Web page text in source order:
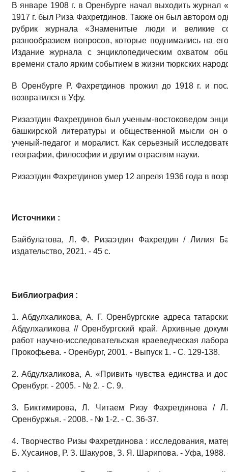
В январе 1908 г. в Оренбурге начал выходить
1917 г. был Риза Фахретдинов. Также он был автором
рубрик журнала «Знаменитые люди и великие
разнообразием вопросов, которые поднимались на
Издание журнала с энциклопедическим охватом
времени стало ярким событием в жизни тюркских
В Оренбурге Р. Фахретдинов прожил до 1918 г. и
возвратился в Уфу.
Ризаэтдин Фахретдинов был ученым-востоковедом
башкирской литературы и общественной мысли он
ученый-педагог и моралист. Как серьезный
географии, философии и другим отраслям науки.
Ризаэтдин Фахретдинов умер 12 апреля 1936 года в
Источники :
Байбулатова, Л. Ф. Ризаэтдин Фахретдин / Лилия
издательство, 2021. - 45 с.
Библиография :
1. Абдулхаликова, А. Г. Оренбургские адреса
Абдулхаликова // Оренбургский край. Архивные
работ научно-исследовательская краеведческая
Прокофьева. - Оренбург, 2001. - Выпуск 1. - С. 129-138.
2. Абдулхаликова, А. «Привить чувства единства и
Оренбург. - 2005. - № 2. - С. 9.
3. Биктимирова, Л. Читаем Ризу Фахретдинова / Л.
Оренбуржья. - 2008. - № 1-2. - С. 36-37.
4. Творчество Ризы Фахретдинова : исследования,
Б. Хусаинов, Р. З. Шакуров, З. Я. Шарипова. - Уфа, 1988.